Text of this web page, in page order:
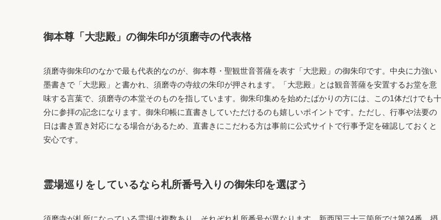
御本尊「大悲殿」の御朱印が須磨寺の代表格
須磨寺御朱印のなかで最も代表的なのが、御本尊・聖観世音菩薩を表す「大悲殿」の御朱印です。中央に力強い
墨書きで「大悲殿」と書かれ、須磨寺の寺紋の朱印が押されます。「大悲殿」とは観音菩薩を安置するお堂を意
味する言葉で、須磨寺の本堂そのものを指しています。御朱印集めを始めたばかりの方には、この1体だけでも十
分に参拝の記念になります。御朱印帳に直書きしていただけるのも嬉しいポイントです。ただし、行事や法要の
日は書き置き対応になる場合があるため、直書きにこだわる方は事前に公式サイトで行事予定を確認しておくと
安心です。
霊場巡りをしているなら札所番号入りの御朱印を選ぼう